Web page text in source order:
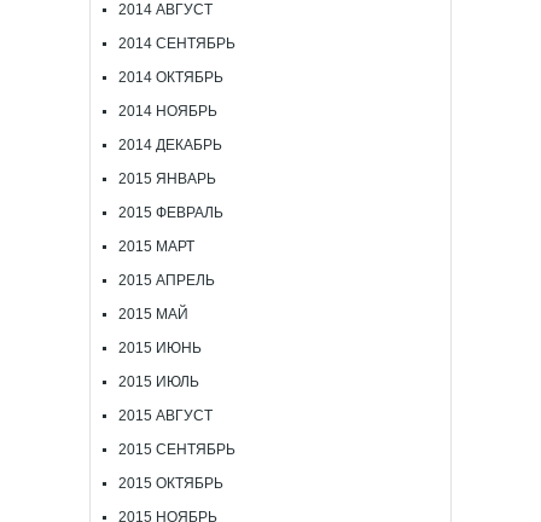
2014 АВГУСТ
2014 СЕНТЯБРЬ
2014 ОКТЯБРЬ
2014 НОЯБРЬ
2014 ДЕКАБРЬ
2015 ЯНВАРЬ
2015 ФЕВРАЛЬ
2015 МАРТ
2015 АПРЕЛЬ
2015 МАЙ
2015 ИЮНЬ
2015 ИЮЛЬ
2015 АВГУСТ
2015 СЕНТЯБРЬ
2015 ОКТЯБРЬ
2015 НОЯБРЬ